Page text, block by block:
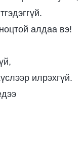
алдаа вэ!
илрэхгүй.